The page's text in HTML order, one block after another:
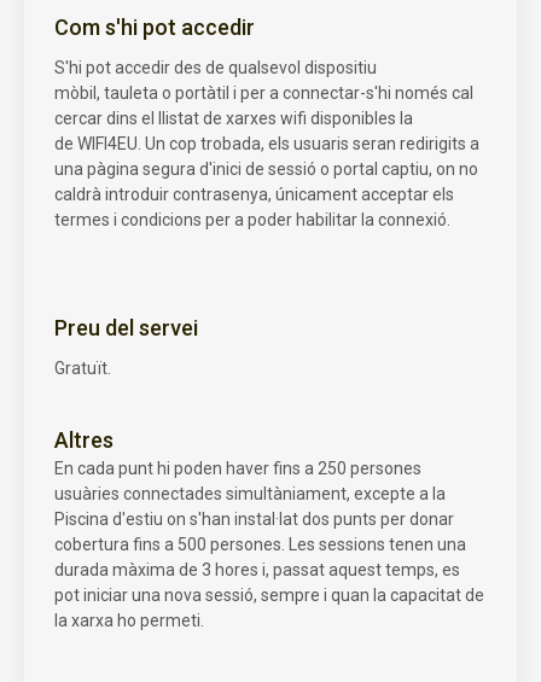
Com s'hi pot accedir
S'hi pot accedir des de qualsevol dispositiu
mòbil, tauleta o portàtil i per a connectar-s'hi només cal
cercar dins el llistat de xarxes wifi disponibles la
de WIFI4EU. Un cop trobada, els usuaris seran redirigits a
una pàgina segura d'inici de sessió o portal captiu, on no
caldrà introduir contrasenya, únicament acceptar els
termes i condicions per a poder habilitar la connexió.
Preu del servei
Gratuït.
Altres
En cada punt hi poden haver fins a 250 persones
usuàries connectades simultàniament, excepte a la
Piscina d'estiu on s'han instal·lat dos punts per donar
cobertura fins a 500 persones. Les sessions tenen una
durada màxima de 3 hores i, passat aquest temps, es
pot iniciar una nova sessió, sempre i quan la capacitat de
la xarxa ho permeti.